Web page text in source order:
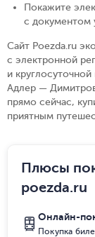
Покажите
с документом
Сайт Poezda.ru
с электронной
и
Адлер —
прямо сейчас,
приятным
Плюсы
poezda.ru
Онлайн-
Покупка